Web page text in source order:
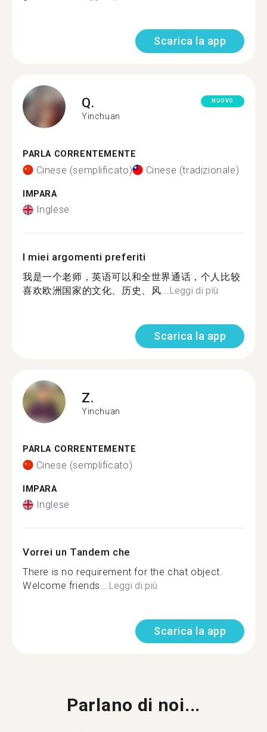
Scarica la app
Q.
Yinchuan
NUOVO
PARLA CORRENTEMENTE
Cinese (semplificato) Cinese (tradizionale)
IMPARA
Inglese
I miei argomenti preferiti
我是一个老师，英语可以和全世界通话，个人比较
喜欢欧洲国家的文化、历史、风...Leggi di più
Scarica la app
Z.
Yinchuan
PARLA CORRENTEMENTE
Cinese (semplificato)
IMPARA
Inglese
Vorrei un Tandem che
There is no requirement for the chat object.
Welcome friends...Leggi di più
Scarica la app
Parlano di noi...